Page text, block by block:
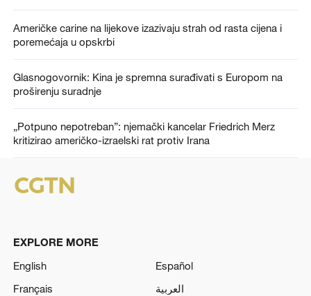
Američke carine na lijekove izazivaju strah od rasta cijena i
poremećaja u opskrbi
Glasnogovornik: Kina je spremna surađivati s Europom na
proširenju suradnje
„Potpuno nepotreban”: njemački kancelar Friedrich Merz
kritizirao američko-izraelski rat protiv Irana
EXPLORE MORE
English
Español
Français
العربية